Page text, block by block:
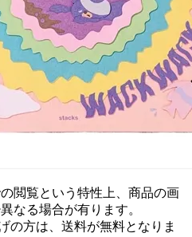
閲覧という特性上、商品の画
なる場合が有ります。
の方は、 送料が無料となりま